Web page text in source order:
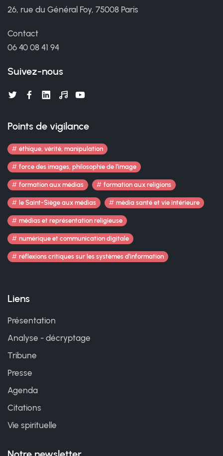
26, rue du Général Foy, 75008 Paris
Contact
06 40 08 41 94
Suivez-nous
Points de vigilance
éthique, vérité, manipulation
force des images, philosophie de l’image
formation aux médias formation aux religions
le Saint-Siège aux médias média santé et vie intérieure
médias et représentation religieuse
numérique et communication digitale
réflexions critiques sur les systèmes d’information
Liens
Présentation
Analyse - décryptage
Tribune
Presse
Agenda
Citations
Vie spirituelle